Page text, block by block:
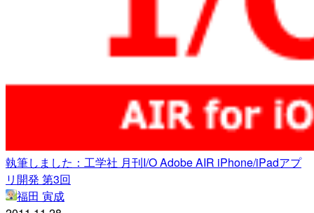
執筆しました：工学社 月刊I/O Adobe AIR iPhone/iPadアプ
リ開発 第3回
福田 寅成